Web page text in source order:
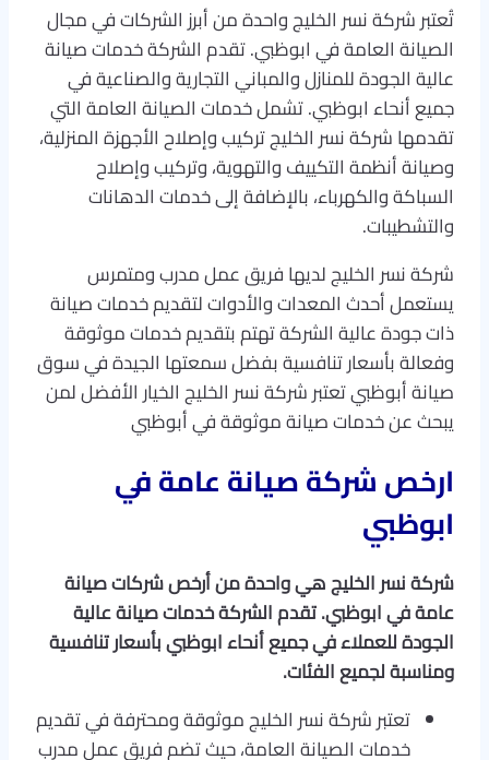
تُعتبر شركة نسر الخليج واحدة من أبرز الشركات في مجال
الصيانة العامة في ابوظبي. تقدم الشركة خدمات صيانة
عالية الجودة للمنازل والمباني التجارية والصناعية في
جميع أنحاء ابوظبي. تشمل خدمات الصيانة العامة التي
تقدمها شركة نسر الخليج تركيب وإصلاح الأجهزة المنزلية،
وصيانة أنظمة التكييف والتهوية، وتركيب وإصلاح
السباكة والكهرباء، بالإضافة إلى خدمات الدهانات
والتشطيبات.
شركة نسر الخليج لديها فريق عمل مدرب ومتمرس
يستعمل أحدث المعدات والأدوات لتقديم خدمات صيانة
ذات جودة عالية الشركة تهتم بتقديم خدمات موثوقة
وفعالة بأسعار تنافسية بفضل سمعتها الجيدة في سوق
صيانة أبوظبي تعتبر شركة نسر الخليج الخيار الأفضل لمن
يبحث عن خدمات صيانة موثوقة في أبوظبي
ارخص شركة صيانة عامة في
ابوظبي
شركة نسر الخليج هي واحدة من أرخص شركات صيانة
عامة في ابوظبي. تقدم الشركة خدمات صيانة عالية
الجودة للعملاء في جميع أنحاء ابوظبي بأسعار تنافسية
ومناسبة لجميع الفئات.
تعتبر شركة نسر الخليج موثوقة ومحترفة في تقديم
خدمات الصيانة العامة، حيث تضم فريق عمل مدرب